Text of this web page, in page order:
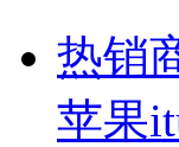
热销
苹果